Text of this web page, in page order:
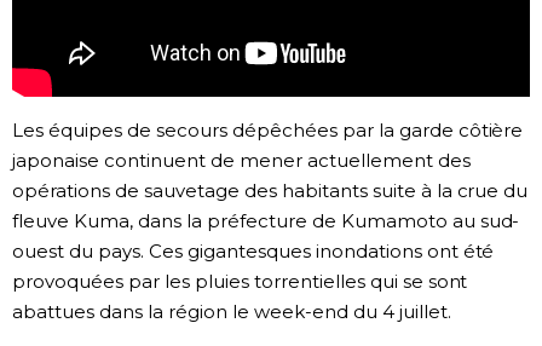
Images
Vidéos
Tokyo
Les équipes de secours dépêchées par la garde côtière
japonaise continuent de mener actuellement des
opérations de sauvetage des habitants suite à la crue du
fleuve Kuma, dans la préfecture de Kumamoto au sud-
ouest du pays. Ces gigantesques inondations ont été
provoquées par les pluies torrentielles qui se sont
abattues dans la région le week-end du 4 juillet.